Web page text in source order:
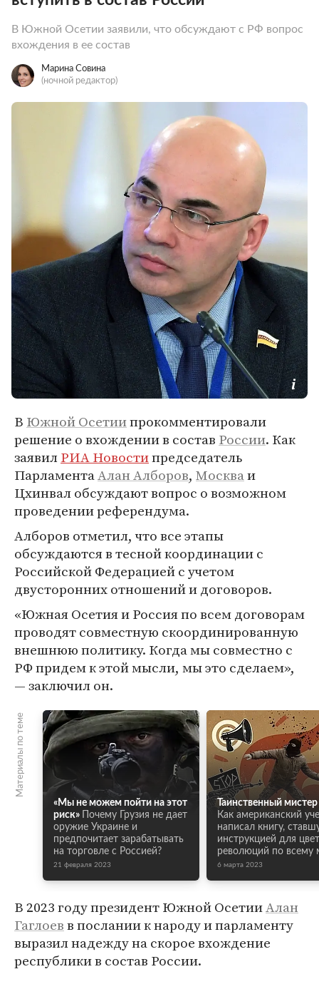
В Южной Осетии заявили, что обсуждают с РФ вопрос
вхождения в ее состав
Марина Совина
(ночной редактор)
В Южной Осетиипрокомментировали
решение о вхождении в состав России. Как
заявилРИА Новостипредседатель
ПарламентаАлан Алборов, Москваи
Цхинвал обсуждают вопрос о возможном
проведении референдума.
Алборов отметил, что все этапы
обсуждаются в тесной координации с
Российской Федерацией с учетом
двусторонних отношений и договоров.
«Южная Осетия и Россия по всем договорам
проводят совместную скоординированную
внешнюю политику. Когда мы совместно с
РФ придем к этой мысли, мы это сделаем»,
— заключил он.
Материалы по теме
«Мы не можем пойти на этот
риск»
Почему Грузия не дает
оружие Украине и
предпочитает зарабатывать
на торговле с Россией?
21 февраля 2023
Таинственный
Как американский
написал книгу,
инструкцией для
революций по всему
6 марта 2023
В 2023 году президент Южной ОсетииАлан
Гаглоевв послании к народу и парламенту
выразил надежду на скорое вхождение
республики в состав России.